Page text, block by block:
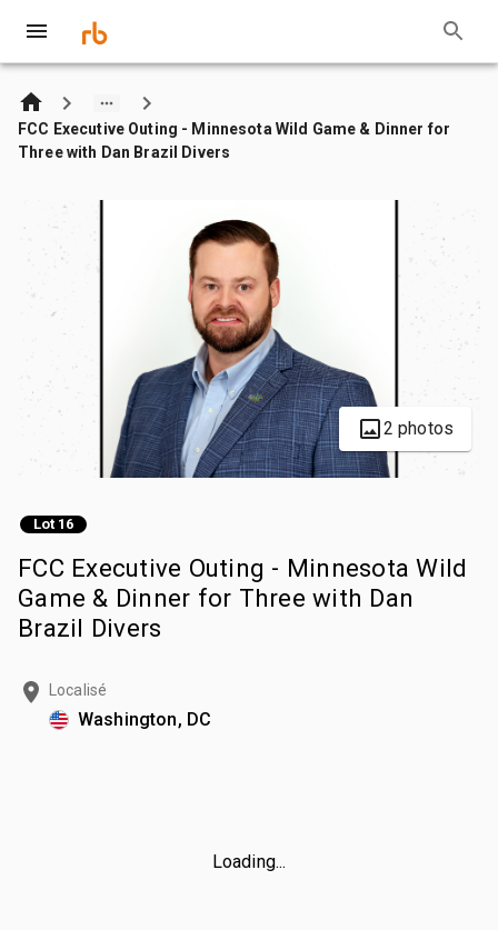
FCC Executive Outing - Minnesota Wild Game & Dinner for
Three with Dan Brazil Divers
2 photos
Lot 16
FCC Executive Outing - Minnesota Wild
Game & Dinner for Three with Dan
Brazil Divers
Localisé
Washington, DC
Loading...